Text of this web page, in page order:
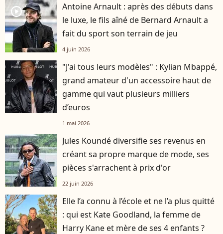
player2
Antoine Arnault : après des débuts dans
le luxe, le fils aîné de Bernard Arnault a
fait du sport son terrain de jeu
4 juin 2026
"J'ai tous leurs modèles" : Kylian Mbappé,
grand amateur d'un accessoire haut de
gamme qui vaut plusieurs milliers
d’euros
1 mai 2026
Jules Koundé diversifie ses revenus en
créant sa propre marque de mode, ses
pièces s'arrachent à prix d'or
22 juin 2026
Elle l’a connu à l’école et ne l’a plus quitté
: qui est Kate Goodland, la femme de
Harry Kane et mère de ses 4 enfants ?